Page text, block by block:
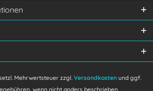
zu.
Felder sind Pflichtfelder.
Senden
Mehrwertsteuer zzgl. Versandkosten und ggf.
wenn nicht anders beschrieben